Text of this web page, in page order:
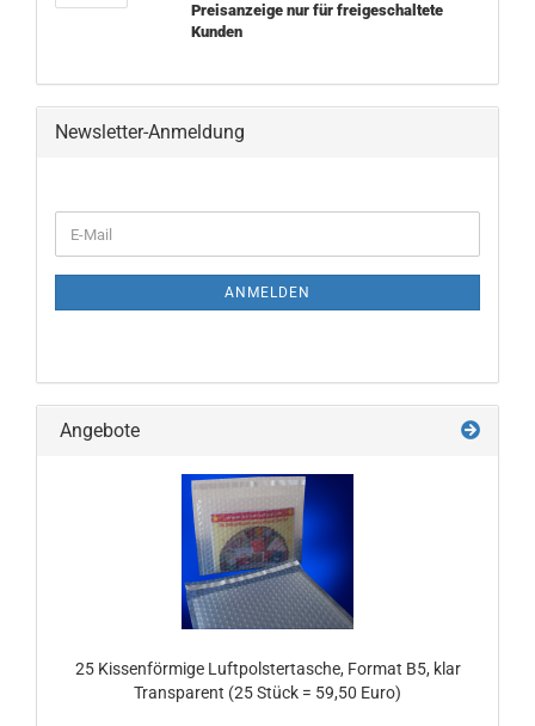
Preisanzeige nur für freigeschaltete
Kunden
Newsletter-Anmeldung
ZUR
E-
Mail
ANMELDEN
Angebote
25 Kissenförmige Luftpolstertasche, Format B5, klar
Transparent (25 Stück = 59,50 Euro)